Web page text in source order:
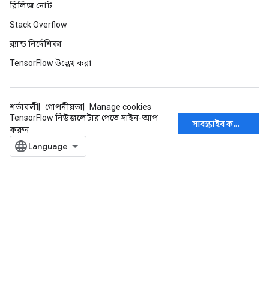
রিলিজ নোট
Stack Overflow
ব্র্যান্ড নির্দেশিকা
TensorFlow উল্লেখ করা
শর্তাবলী গোপনীয়তা
Manage cookies
TensorFlow নিউজলেটার পেতে সাইন-আপ
করুন
সাবস্ক্রাইব করুন